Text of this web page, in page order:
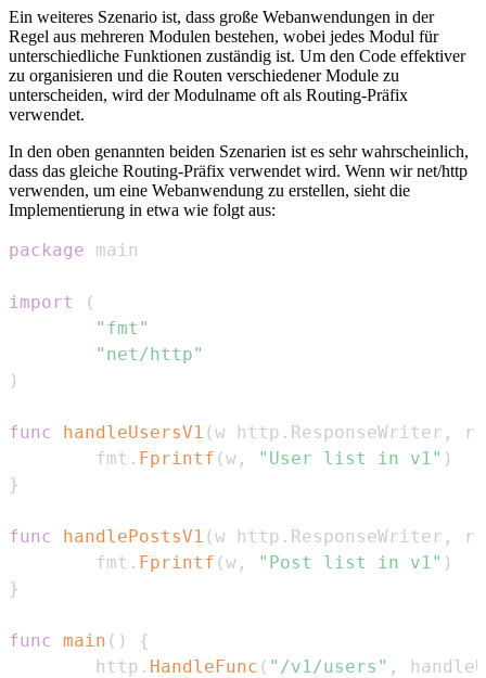
Ein weiteres Szenario ist, dass große Webanwendungen in der
Regel aus mehreren Modulen bestehen, wobei jedes Modul für
unterschiedliche Funktionen zuständig ist. Um den Code effektiver
zu organisieren und die Routen verschiedener Module zu
unterscheiden, wird der Modulname oft als Routing-Präfix
verwendet.
In den oben genannten beiden Szenarien ist es sehr wahrscheinlich,
dass das gleiche Routing-Präfix verwendet wird. Wenn wir net/http
verwenden, um eine Webanwendung zu erstellen, sieht die
Implementierung in etwa wie folgt aus:
package
import
(
"fmt"
"net/http"
)
func handleUsersV1 (w http . ResponseWriter ,
r
        fmt
. Fprintf (w , "User list in v1" )
}
func handlePostsV1 (w http . ResponseWriter ,
r
        fmt
. Fprintf (w , "Post list in v1" )
}
func main ( )
{
        http
. HandleFunc ( "/v1/users" ,